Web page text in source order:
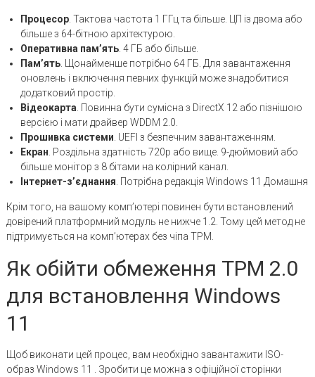
Процесор. Тактова частота 1 ГГц та більше. ЦП із двома або
більше з 64-бітною архітектурою.
Оперативна пам’ять. 4 ГБ або більше.
Пам’ять. Щонайменше потрібно 64 ГБ. Для завантаження
оновлень і включення певних функцій може знадобитися
додатковий простір.
Відеокарта . Повинна бути сумісна з DirectX 12 або пізнішою
версією і мати драйвер WDDM 2.0.
Прошивка системи . UEFI з безпечним завантаженням.
Екран . Роздільна здатність 720p або вище. 9-дюймовий або
більше монітор з 8 бітами на колірний канал.
Інтернет-з’єднання . Потрібна редакція Windows 11 Домашня
Крім того, на вашому комп’ютері повинен бути встановлений
довірений платформний модуль не нижче 1.2. Тому цей метод не
підтримується на комп’ютерах без чіпа TPM.
Як обійти обмеження TPM 2.0
для встановлення Windows
11
Щоб виконати цей процес, вам необхідно завантажити ISO-
образ Windows 11 . Зробити це можна з офіційної сторінки